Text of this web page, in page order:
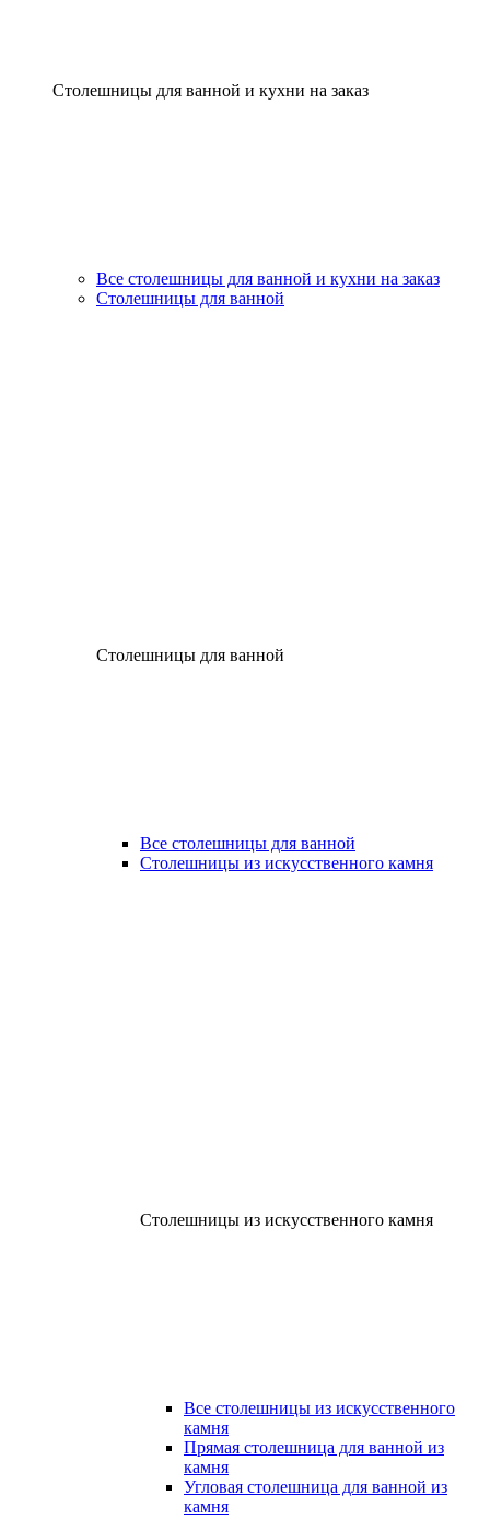
Столешницы для ванной и кухни на заказ
Все столешницы для ванной и кухни на заказ
Столешницы для ванной
Столешницы для ванной
Все столешницы для ванной
Столешницы из искусственного камня
Столешницы из искусственного камня
Все столешницы из искусственного
камня
Прямая столешница для ванной из
камня
Угловая столешница для ванной из
камня